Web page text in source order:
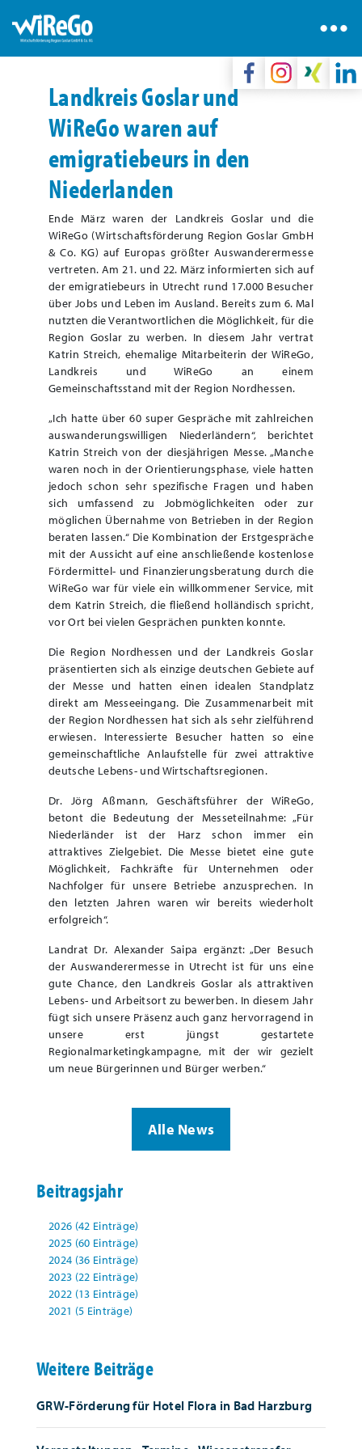
Landkreis Goslar und
WiReGo waren auf
emigratiebeurs in den
Niederlanden
Ende März waren der Landkreis Goslar und die
WiReGo (Wirtschaftsförderung Region Goslar GmbH
& Co. KG) auf Europas größter Auswanderermesse
vertreten. Am 21. und 22. März informierten sich auf
der emigratiebeurs in Utrecht rund 17.000 Besucher
über Jobs und Leben im Ausland. Bereits zum 6. Mal
nutzten die Verantwortlichen die Möglichkeit, für die
Region Goslar zu werben. In diesem Jahr vertrat
Katrin Streich, ehemalige Mitarbeiterin der WiReGo,
Landkreis und WiReGo an einem
Gemeinschaftsstand mit der Region Nordhessen.
„Ich hatte über 60 super Gespräche mit zahlreichen
auswanderungswilligen Niederländern“, berichtet
Katrin Streich von der diesjährigen Messe. „Manche
waren noch in der Orientierungsphase, viele hatten
jedoch schon sehr spezifische Fragen und haben
sich umfassend zu Jobmöglichkeiten oder zur
möglichen Übernahme von Betrieben in der Region
beraten lassen.“ Die Kombination der Erstgespräche
mit der Aussicht auf eine anschließende kostenlose
Fördermittel- und Finanzierungsberatung durch die
WiReGo war für viele ein willkommener Service, mit
dem Katrin Streich, die fließend holländisch spricht,
vor Ort bei vielen Gesprächen punkten konnte.
Die Region Nordhessen und der Landkreis Goslar
präsentierten sich als einzige deutschen Gebiete auf
der Messe und hatten einen idealen Standplatz
direkt am Messeeingang. Die Zusammenarbeit mit
der Region Nordhessen hat sich als sehr zielführend
erwiesen. Interessierte Besucher hatten so eine
gemeinschaftliche Anlaufstelle für zwei attraktive
deutsche Lebens- und Wirtschaftsregionen.
Dr. Jörg Aßmann, Geschäftsführer der WiReGo,
betont die Bedeutung der Messeteilnahme: „Für
Niederländer ist der Harz schon immer ein
attraktives Zielgebiet. Die Messe bietet eine gute
Möglichkeit, Fachkräfte für Unternehmen oder
Nachfolger für unsere Betriebe anzusprechen. In
den letzten Jahren waren wir bereits wiederholt
erfolgreich“.
Landrat Dr. Alexander Saipa ergänzt: „Der Besuch
der Auswanderermesse in Utrecht ist für uns eine
gute Chance, den Landkreis Goslar als attraktiven
Lebens- und Arbeitsort zu bewerben. In diesem Jahr
fügt sich unsere Präsenz auch ganz hervorragend in
unsere erst jüngst gestartete
Regionalmarketingkampagne, mit der wir gezielt
um neue Bürgerinnen und Bürger werben.“
Alle News
Beitragsjahr
2026 (42 Einträge)
2025 (60 Einträge)
2024 (36 Einträge)
2023 (22 Einträge)
2022 (13 Einträge)
2021 (5 Einträge)
Weitere Beiträge
GRW-Förderung für Hotel Flora in Bad Harzburg